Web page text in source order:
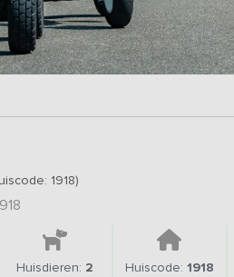
1918)
Huisdieren: 2 Huiscode: 1918